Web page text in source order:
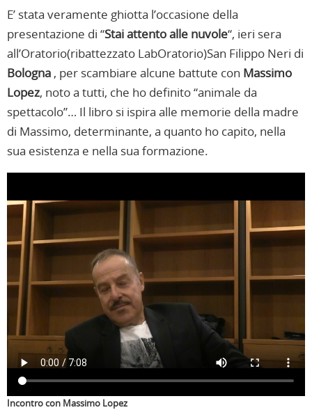
E’ stata veramente ghiotta l’occasione della
presentazione di “Stai attento alle nuvole“, ieri sera
all’Oratorio(ribattezzato LabOratorio)San Filippo Neri di
Bologna , per scambiare alcune battute con Massimo
Lopez, noto a tutti, che ho definito “animale da
spettacolo”… Il libro si ispira alle memorie della madre
di Massimo, determinante, a quanto ho capito, nella
sua esistenza e nella sua formazione.
Incontro con Massimo Lopez